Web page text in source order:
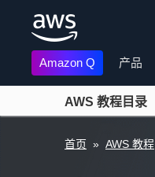
Amazon Q 产品
AWS 教程目录
首页 » AWS 教程